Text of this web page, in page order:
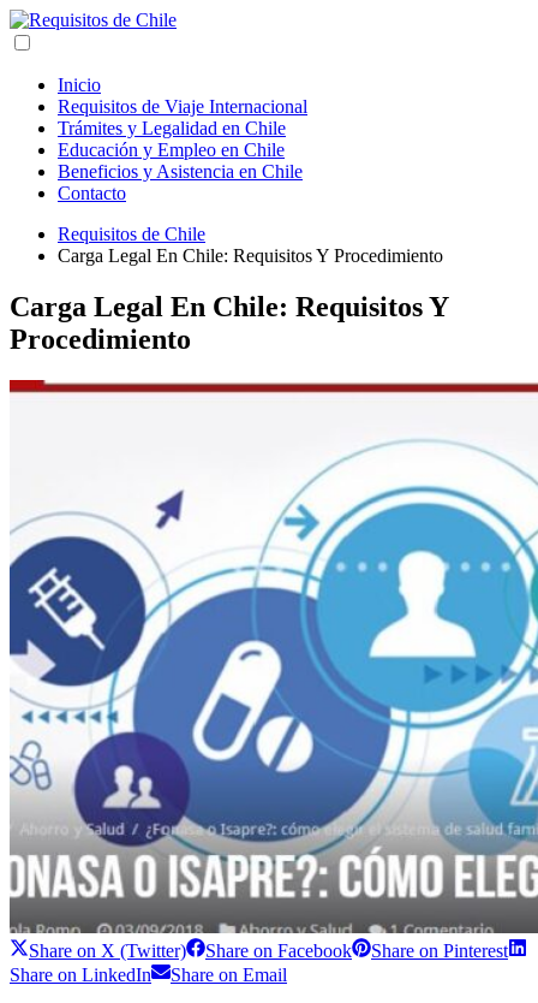
Inicio
Requisitos de Viaje Internacional
Trámites y Legalidad en Chile
Educación y Empleo en Chile
Beneficios y Asistencia en Chile
Contacto
Requisitos de Chile
Carga Legal En Chile: Requisitos Y Procedimiento
Carga Legal En Chile: Requisitos Y
Procedimiento
Share on X (Twitter) Share on Facebook Share on Pinterest
Share on LinkedIn Share on Email